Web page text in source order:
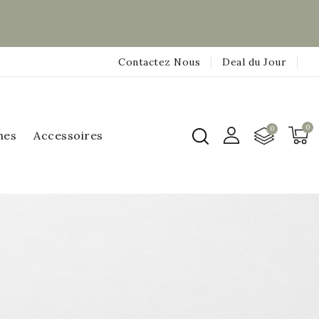
Contactez Nous Deal du Jour
Accessoires